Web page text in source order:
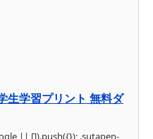
生学習プリント 無料ダ
|| []).push({}); .sutapen-